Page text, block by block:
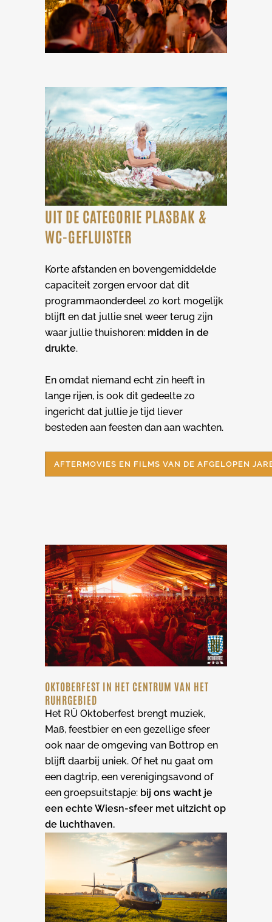
UIT DE CATEGORIE PLASBAK &
WC-GEFLUISTER
Korte afstanden en bovengemiddelde
capaciteit zorgen ervoor dat dit
programmaonderdeel zo kort mogelijk
blijft en dat jullie snel weer terug zijn
waar jullie thuishoren: midden in de
drukte.
En omdat niemand echt zin heeft in
lange rijen, is ook dit gedeelte zo
ingericht dat jullie je tijd liever
besteden aan feesten dan aan wachten.
AFTERMOVIES EN FILMS VAN DE AFGELOPEN
OKTOBERFEST IN HET CENTRUM VAN HET
RUHRGEBIED
Het RÜ Oktoberfest brengt muziek,
Maß, feestbier en een gezellige sfeer
ook naar de omgeving van Bottrop en
blijft daarbij uniek. Of het nu gaat om
een dagtrip, een verenigingsavond of
een groepsuitstapje: bij ons wacht je
een echte Wiesn-sfeer met uitzicht op
de luchthaven.